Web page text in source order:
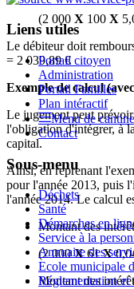
(2 000 X 100 X
Le débiteur doit
= 2 039,89 €
Exemple de calcul
Le jugement peut
l'obligation d'intégrer, à
capital.
Ainsi, en reprenant
pour l'année 2013, puis
l'année 2014. Le calcul
Montant des
(2 000X61X
Montant des
Liens utiles
Portail citoyen
Administration
Portail Familles
Plan intéractif
Menu de cantine
Contact
Sous-menu
Déchets
Santé
Démarches en
Service à la
Annuaire des
Ecole municipale
Réglementation et